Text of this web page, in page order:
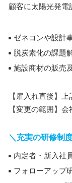
顧客に太陽光発電
ゼネコンや設計
脱炭素化の課題
施設商材の販売
【雇入れ直後】上
【変更の範囲】
＼充実の研修制
内定者・新入社
フォローアップ